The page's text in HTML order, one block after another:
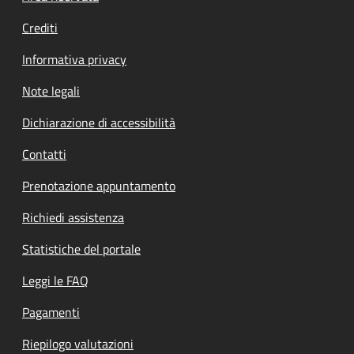
Crediti
Informativa privacy
Note legali
Dichiarazione di accessibilità
Contatti
Prenotazione appuntamento
Richiedi assistenza
Statistiche del portale
Leggi le FAQ
Pagamenti
Riepilogo valutazioni